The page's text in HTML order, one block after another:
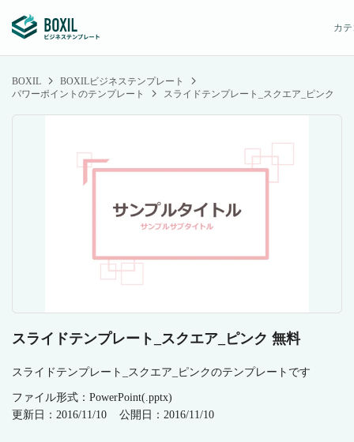
カ
BOXIL
BOXILビジネステンプレート
パワーポイントのテンプレート
スライドテンプレート_スクエア_ピンク
スライドテンプレート_スクエア_ピンク 無料
スライドテンプレート_スクエア_ピンクのテンプレートです
ファイル形式：PowerPoint(.pptx)
更新日：2016/11/10
公開日：2016/11/10